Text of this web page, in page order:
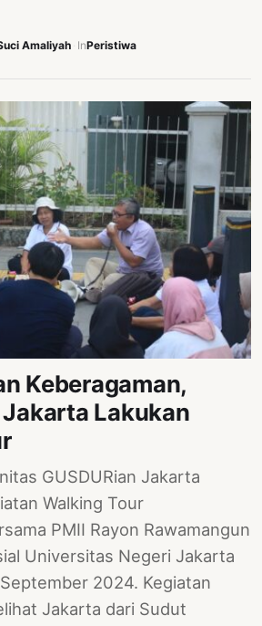
Amaliyah InPeristiwa
Keberagaman,
Jakarta Lakukan
GUSDURian Jakarta
Walking Tour
PMII Rayon Rawamangun
Universitas Negeri Jakarta
2024. Kegiatan
Jakarta dari Sudut